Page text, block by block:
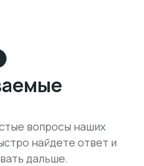
вопросы наших
найдете ответ и
дальше.